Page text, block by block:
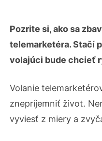
Pozrite si, ako sa
telemarketéra. Stačí
volajúci bude chcieť
Volanie
znepríjemniť život.
vyviesť z miery a